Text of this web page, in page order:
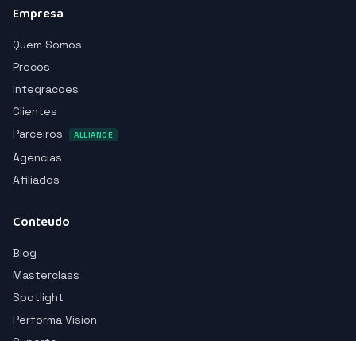
Empresa
Quem Somos
Precos
Integracoes
Clientes
Parceiros
ALLIANCE
Agencias
Afiliados
Conteudo
Blog
Masterclass
Spotlight
Performa Vision